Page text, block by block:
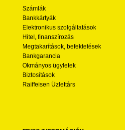
Számlák
Bankkártyák
Elektronikus szolgáltatások
Hitel, finanszírozás
Megtakarítások, befektetések
Bankgarancia
Okmányos ügyletek
Biztosítások
Raiffeisen Üzlettárs